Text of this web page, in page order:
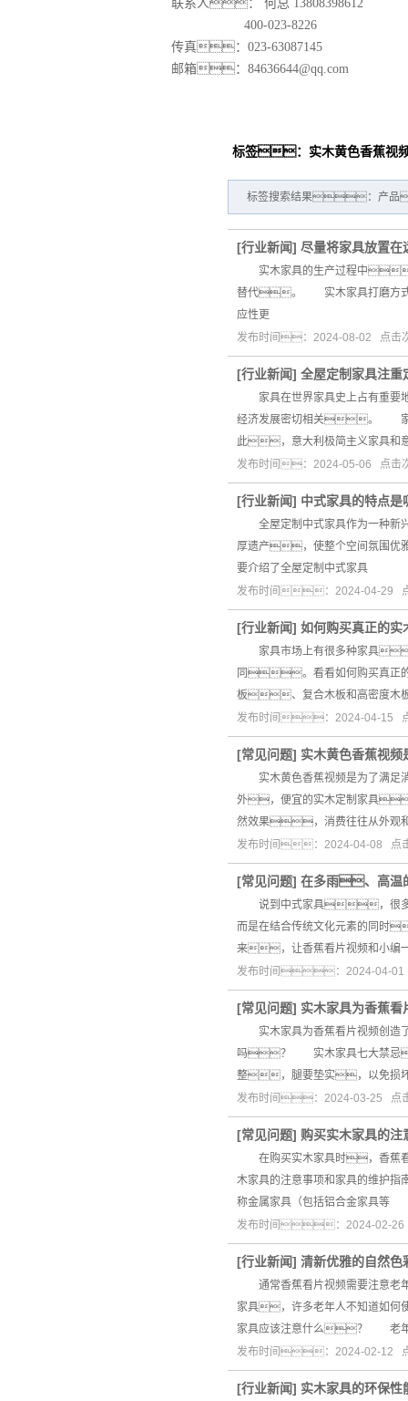
联系人：
何总 13808398612
400-023-8226
传真：023-63087145
邮箱：84636644@qq.com
标签：实木黄色香蕉视
标签搜索结果：产品
[行业新闻] 尽量将家具放置在
实木家具的生产过程中
替代。 实木家具打磨方
应性更
发布时间：2024-08-02 点
[行业新闻] 全屋定制家具注重
家具在世界家具史上占有重
经济发展密切相关。 家
此，意大利极简主义家具和
发布时间：2024-05-06 点
[行业新闻] 中式家具的特点是
全屋定制中式家具作为一种
厚遗产，使整个空间氛围优
要介绍了全屋定制中式家具
发布时间：2024-04-29
[行业新闻] 如何购买真正的
家具市场上有很多种家具
同。看看如何购买真
板、复合木板和高密度
发布时间：2024-04-15
[常见问题] 实木黄色香蕉视频
实木黄色香蕉视频是为了满
外，便宜的实木定制家具
然效果，消费往往从外观
发布时间：2024-04-08
[常见问题] 在多雨、高温
说到中式家具，很多
而是在结合传统文化元素的同时
来，让香蕉看片视频和小编
发布时间：2024-04-
[常见问题] 实木家具为香蕉看
实木家具为香蕉看片视频创造
吗？ 实木家具七大禁忌
整，腿要垫实，以免
发布时间：2024-03-25
[常见问题] 购买实木家具的注
在购买实木家具时，香蕉看
木家具的注意事项和家具的
称金属家具（包括铝合金家具等
发布时间：2024-02-
[行业新闻] 清新优雅的自然色
通常香蕉看片视频需要注意
家具，许多老年人不知道如
家具应该注意什么？ 老年
发布时间：2024-02-12
[行业新闻] 实木家具的环保性